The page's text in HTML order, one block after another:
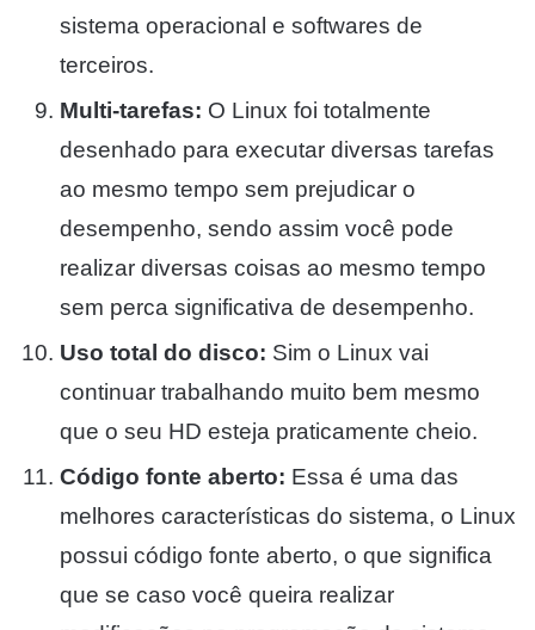
sistema operacional e softwares de
terceiros.
Multi-tarefas: O Linux foi totalmente
desenhado para executar diversas tarefas
ao mesmo tempo sem prejudicar o
desempenho, sendo assim você pode
realizar diversas coisas ao mesmo tempo
sem perca significativa de desempenho.
Uso total do disco: Sim o Linux vai
continuar trabalhando muito bem mesmo
que o seu HD esteja praticamente cheio.
Código fonte aberto: Essa é uma das
melhores características do sistema, o Linux
possui código fonte aberto, o que significa
que se caso você queira realizar